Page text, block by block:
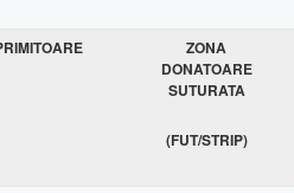
ZONA
DONATOARE
SUTURATA
(FUT/STRIP)